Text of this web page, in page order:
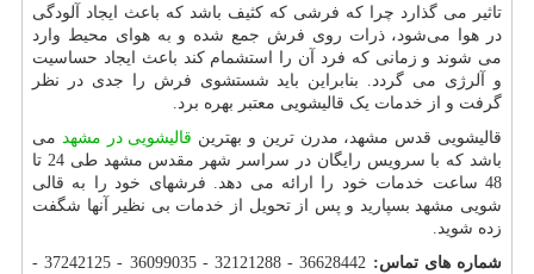
تاثیر می گذارد چرا که فرشی که کثیف باشد که باعث ایجاد آلودگی
در هوا می‌شود، ذرات روی فرش جمع شده و به هوای محیط وارد
می شوند و زمانی که فرد آن را استشمام کند باعث ایجاد حساسیت‌
و آلرژی می گردد. بنابراین باید شستشوی فرش را جدی در نظر
گرفت و از خدمات یک قالیشویی معتبر بهره برد.
قالیشویی قدس مشهد، مدرن ترین و بهترین قالیشویی در مشهد می
باشد که با سرویس رایگان در سراسر شهر مقدس مشهد طی 24 تا
48 ساعت خدمات خود را ارائه می دهد. فرشهای خود را به قالی
شویی مشهد بسپارید و پس از تحویل از خدمات بی نظیر آنها شگفت
زده شوید.
شماره های تماس:
36628442 - 32121288 - 36099035 - 37242125 -